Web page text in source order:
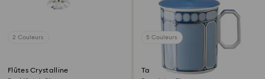
2 Couleurs
Flûtes Crystalline
5 Couleurs
Tasse avec couvercle Signum